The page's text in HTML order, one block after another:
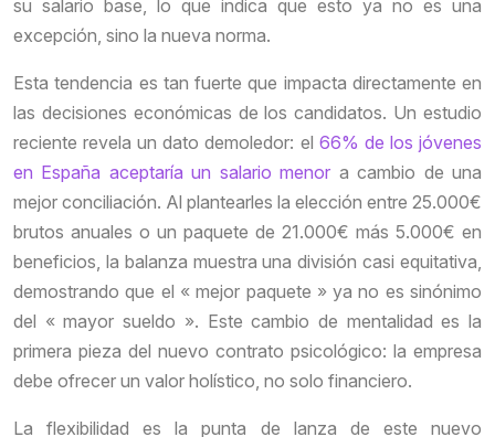
su salario base, lo que indica que esto ya no es una
excepción, sino la nueva norma.
Esta tendencia es tan fuerte que impacta directamente en
las decisiones económicas de los candidatos. Un estudio
reciente revela un dato demoledor: el 66% de los jóvenes
en España aceptaría un salario menor a cambio de una
mejor conciliación. Al plantearles la elección entre 25.000€
brutos anuales o un paquete de 21.000€ más 5.000€ en
beneficios, la balanza muestra una división casi equitativa,
demostrando que el « mejor paquete » ya no es sinónimo
del « mayor sueldo ». Este cambio de mentalidad es la
primera pieza del nuevo contrato psicológico: la empresa
debe ofrecer un valor holístico, no solo financiero.
La flexibilidad es la punta de lanza de este nuevo